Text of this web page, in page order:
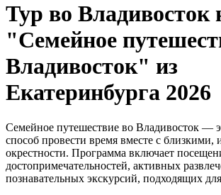
Тур во Владивосток
"Семейное
Владивосток" из
Екатеринбурга 2026
Семейное путешествие во Владивосток —
способ провести время вместе с близкими,
окрестности. Программа включает
достопримечательностей, активных
познавательных экскурсий, подходящих